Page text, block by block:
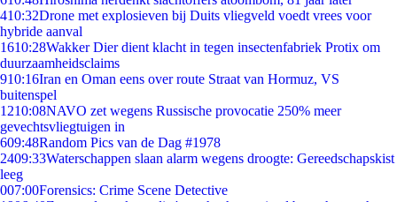
410:32Drone met explosieven bij Duits vliegveld voedt vrees voor
hybride aanval
1610:28Wakker Dier dient klacht in tegen insectenfabriek Protix om
duurzaamheidsclaims
910:16Iran en Oman eens over route Straat van Hormuz, VS
buitenspel
1210:08NAVO zet wegens Russische provocatie 250% meer
gevechtsvliegtuigen in
609:48Random Pics van de Dag #1978
2409:33Waterschappen slaan alarm wegens droogte: Gereedschapskist
leeg
007:00Forensics: Crime Scene Detective